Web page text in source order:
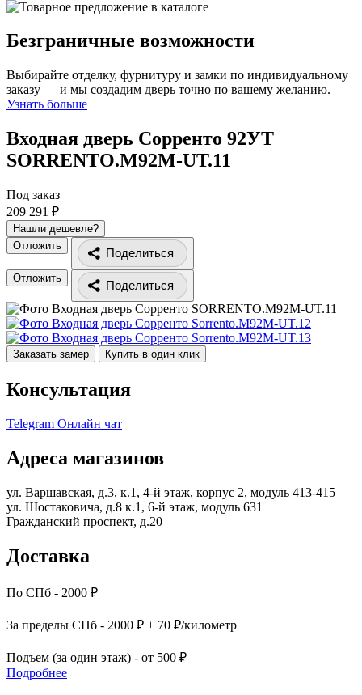
Безграничные возможности
Выбирайте отделку, фурнитуру и замки по индивидуальному
заказу — и мы создадим дверь точно по вашему желанию.
Узнать больше
Входная дверь Сорренто 92УТ
SORRENTO.M92M-UT.11
Под заказ
209 291 ₽
Нашли дешевле?
Отложить
Поделиться
Отложить
Поделиться
Заказать замер Купить в один клик
Консультация
Telegram Онлайн чат
Адреса магазинов
ул. Варшавская, д.3, к.1, 4-й этаж, корпус 2, модуль 413-415
ул. Шостаковича, д.8 к.1, 6-й этаж, модуль 631
Гражданский проспект, д.20
Доставка
По СПб - 2000 ₽
За пределы СПб - 2000 ₽ + 70 ₽/километр
Подъем (за один этаж) - от 500 ₽
Подробнее